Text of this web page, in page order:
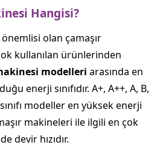
Hangisi?
olan çamaşır
kullanılan ürünlerinden
modelleri arasında en
enerji sınıfıdır. A+, A++, A, B,
sınıfı modeller en yüksek enerji
makineleri ile ilgili en çok
devir hızıdır.